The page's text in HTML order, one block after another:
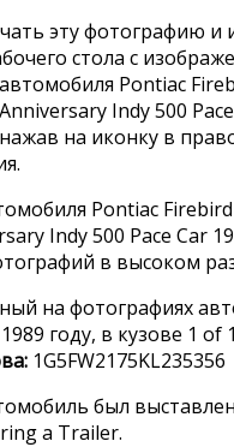
эту фотографию и
стола с
Pontiac
Indy 500
на иконку в
Pontiac
Indy 500 Pace Car
в высоком
на фотографиях
году, в кузове 1 of
1G5FW2175KL235356
был
a Trailer.